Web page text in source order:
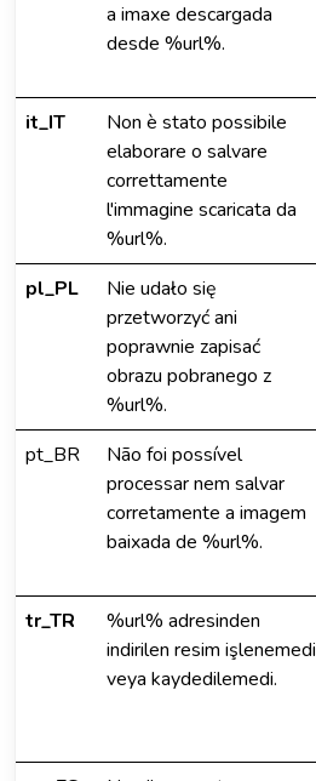
a imaxe descargada
desde %url%.
it_IT
Non è stato possibile
elaborare o salvare
correttamente
l'immagine scaricata da
%url%.
pl_PL
Nie udało się
przetworzyć ani
poprawnie zapisać
obrazu pobranego z
%url%.
pt_BR
Não foi possível
processar nem salvar
corretamente a imagem
baixada de %url%.
tr_TR
%url% adresinden
indirilen resim işlenemedi
veya kaydedilemedi.